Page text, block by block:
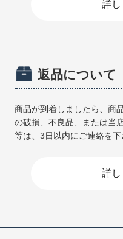
詳し
返品について
商品が到着しましたら、商
の破損、不良品、または当
等は、3日以内にご連絡を下
詳し